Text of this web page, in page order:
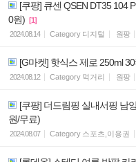
[쿠팡] 큐센 QSEN DT35 104
0원) [1]
2024.08.14
Category 디지털 원팡
[G마켓] 핫식스 제로 250ml
2024.08.12 Category 먹거리 원팡
[쿠팡] 더드림핑 실내서핑 남
원/무료)
2024.08.07 Category 스포츠,이용권